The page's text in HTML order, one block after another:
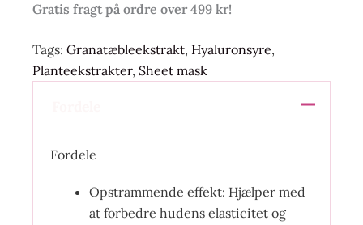
Gratis fragt på ordre over 499 kr!
Tags: Granatæbleekstrakt, Hyaluronsyre,
Planteekstrakter, Sheet mask
Fordele
Opstrammende effekt: Hjælper med
at forbedre hudens elasticitet og